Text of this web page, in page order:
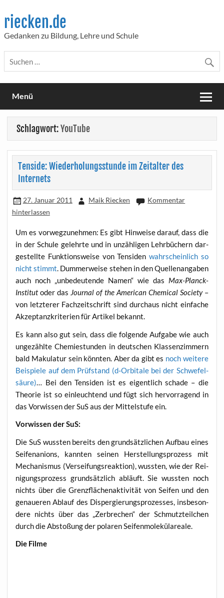
content
riecken.de
Gedanken zu Bildung, Lehre und Schule
Menü
Schlagwort:YouTube
Tenside: Wiederholungsstunde im Zeitalter des
Internets
27. Januar 2011 Maik Riecken
Kommentar
hinterlassen
Um es vor­weg­zu­neh­men: Es gibt Hin­wei­se dar­auf, dass die
in der Schu­le gelehr­te und in unzäh­li­gen Lehr­bü­chern dar­
ge­stell­te Funk­ti­ons­wei­se von Ten­si­den wahr­schein­lich so
nicht stimmt. Dum­mer­wei­se ste­hen in den Quel­len­an­ga­ben
auch noch „unbe­deu­ten­de Namen“ wie das Max-Planck-
Insti­tutoder das Jour­nal of the Ame­ri­can Che­mi­cal Socie­ty–
von letz­te­rer Fach­zeit­schrift sind durch­aus nicht ein­fa­che
Akzep­tanz­kri­te­ri­en für Arti­kel bekannt.
Es kann also gut sein, dass die fol­gen­de Auf­ga­be wie auch
unge­zähl­te Che­mie­stun­den in deut­schen Klas­sen­zim­mern
bald Maku­la­tur sein könn­ten. Aber da gibt es noch wei­te­re
Bei­spie­le auf dem Prüf­stand (d‑Orbitale bei der Schwe­fel­
säu­re)… Bei den Ten­si­den ist es eigent­lich scha­de – die
Theo­rie ist so ein­leuch­tend und fügt sich her­vor­ra­gend in
das Vor­wis­sen der SuS aus der Mit­tel­stu­fe ein.
Vor­wis­sen der SuS:
Die SuS wuss­ten bereits den grund­sätz­li­chen Auf­bau eines
Sei­fenan­ions, kann­ten sei­nen Her­stel­lungs­pro­zess mit
Mecha­nis­mus (Ver­sei­fungs­re­ak­ti­on), wuss­ten, wie der Rei­
ni­gungs­pro­zess grund­sätz­lich abläuft. Sie wuss­ten noch
nichts über die Grenz­flä­chen­ak­ti­vi­tät von Sei­fen und den
genaue­ren Ablauf des Disper­gie­rungs­pro­zes­ses, ins­be­son­
de­re nichts über das „Zer­bre­chen“ der Schmutz­teil­chen
durch die Absto­ßung der pola­ren Seifenmolekülareale.
Die Fil­me